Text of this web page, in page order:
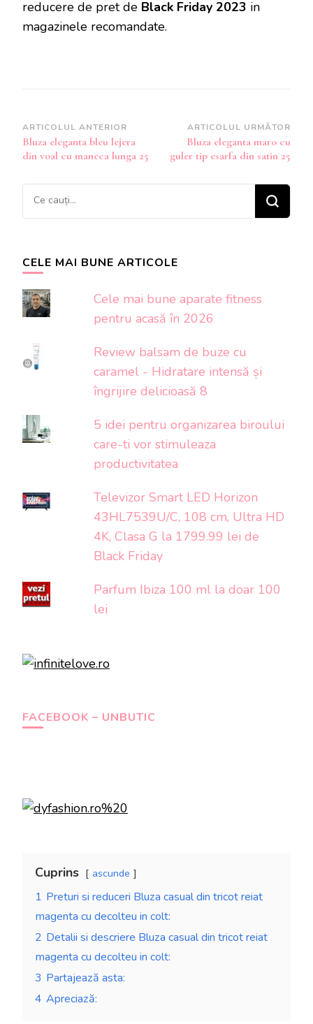
reducere de pret de Black Friday 2023 in
magazinele recomandate.
Navigare
în
ARTICOLUL ANTERIOR
Bluza eleganta bleu lejera
din voal cu maneca lunga 25
ARTICOLUL URMĂTOR
Bluza eleganta maro cu
guler tip esarfa din satin 25
Cauți
ceva?
CELE MAI BUNE ARTICOLE
Cele mai bune aparate fitness
pentru acasă în 2026
Review balsam de buze cu
caramel - Hidratare intensă și
îngrijire delicioasă 8
5 idei pentru organizarea biroului
care-ti vor stimuleaza
productivitatea
Televizor Smart LED Horizon
43HL7539U/C, 108 cm, Ultra HD
4K, Clasa G la 1799.99 lei de
Black Friday
Parfum Ibiza 100 ml la doar 100
lei
FACEBOOK – UNBUTIC
Cuprins ascunde
1 Preturi si reduceri Bluza casual din tricot reiat
magenta cu decolteu in colt:
2 Detalii si descriere Bluza casual din tricot reiat
magenta cu decolteu in colt:
3 Partajează asta:
4 Apreciază: